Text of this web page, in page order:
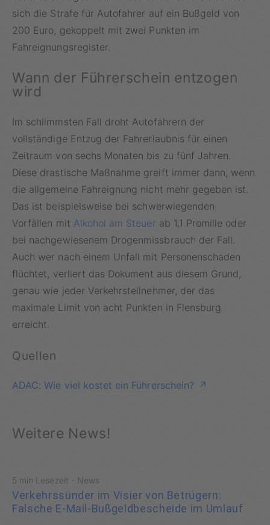
sich die Strafe für Autofahrer auf ein Bußgeld von
200 Euro, gekoppelt mit zwei Punkten im
Fahreignungsregister.
Wann der Führerschein entzogen
wird
Im schlimmsten Fall droht Autofahrern der
vollständige Entzug der Fahrerlaubnis für einen
Zeitraum von sechs Monaten bis zu fünf Jahren.
Diese drastische Maßnahme greift immer dann, wenn
die allgemeine Fahreignung nicht mehr gegeben ist.
Das ist beispielsweise bei schwerwiegenden
Vorfällen mit Alkohol am Steuer ab 1,1 Promille oder
bei nachgewiesenem Drogenmissbrauch der Fall.
Auch wer nach einem Unfall mit Personenschaden
flüchtet, verliert das Dokument aus diesem Grund,
genau wie jeder Verkehrsteilnehmer, der das
maximale Limit von acht Punkten in Flensburg
erreicht.
Quellen
ADAC: Wie viel kostet ein Führerschein?
Weitere News!
5 min Lesezeit · News
Verkehrssünder im Visier von Betrügern:
Falsche E-Mail-Bußgeldbescheide im Umlauf